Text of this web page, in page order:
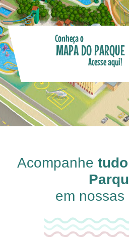
Conheça o
MAPA DO PARQUE
Acesse aqui!
Acompanhe
em nossas